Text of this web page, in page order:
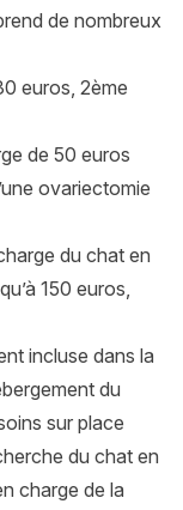
de nombreux
euros, 2ème
de 50 euros
ovariectomie
du chat en
150 euros,
incluse dans la
du
sur place
du chat en
charge de la